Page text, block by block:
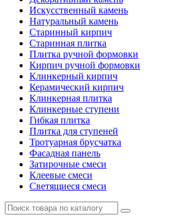
Искусственный камень
Натуральный камень
Старинный кирпич
Старинная плитка
Плитка ручной формовки
Кирпич ручной формовки
Клинкерный кирпич
Керамический кирпич
Клинкерная плитка
Клинкерные ступени
Гибкая плитка
Плитка для ступеней
Тротуарная брусчатка
Фасадная панель
Затирочные смеси
Клеевые смеси
Светящиеся смеси